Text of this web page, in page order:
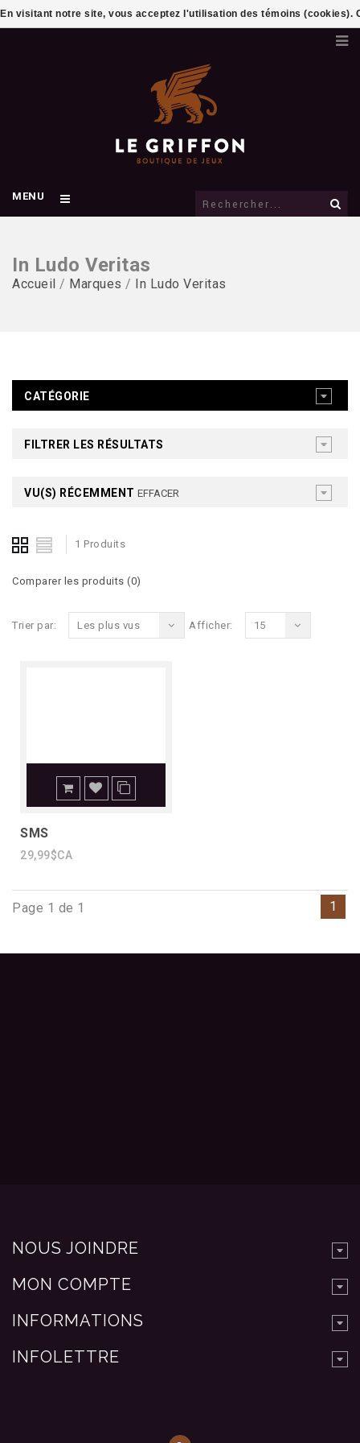
MENU
In Ludo Veritas
Accueil / Marques / In Ludo Veritas
CATÉGORIE
FILTRER LES RÉSULTATS
VU(S) RÉCEMMENT EFFACER
1 Produits
Comparer les produits (0)
Trier par: Les plus vus Afficher: 15
SMS
29,99$CA
Page 1 de 1 1
NOUS JOINDRE
MON COMPTE
INFORMATIONS
INFOLETTRE
En visitant notre site, vous acceptez l'utilisation des témoins